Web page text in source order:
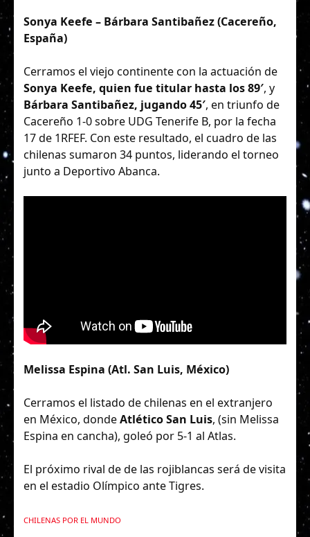
Sonya Keefe – Bárbara Santibañez (Cacereño,
España)
Cerramos el viejo continente con la actuación de
Sonya Keefe, quien fue titular hasta los 89′, y
Bárbara Santibañez, jugando 45′, en triunfo de
Cacereño 1-0 sobre UDG Tenerife B, por la fecha
17 de 1RFEF. Con este resultado, el cuadro de las
chilenas sumaron 34 puntos, liderando el torneo
junto a Deportivo Abanca.
Melissa Espina (Atl. San Luis, México)
Cerramos el listado de chilenas en el extranjero
en México, dondeAtlético San Luis, (sin Melissa
Espina en cancha), goleó por 5-1 al Atlas.
El próximo rival de de las rojiblancas será de visita
en el estadio Olímpico ante Tigres.
CHILENAS POR EL MUNDO